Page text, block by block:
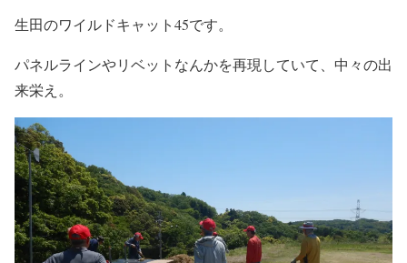
生田のワイルドキャット45です。
パネルラインやリベットなんかを再現していて、中々の出
来栄え。